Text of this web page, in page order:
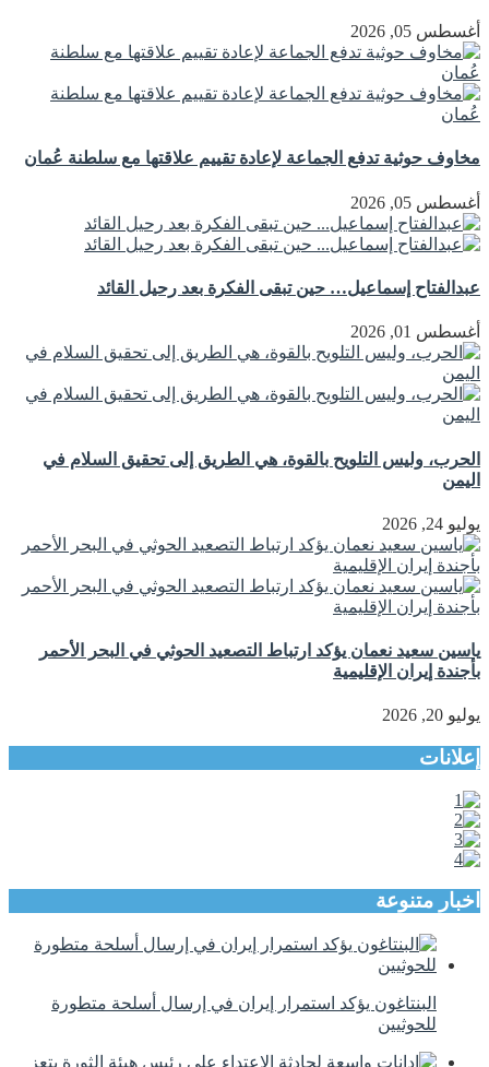
أغسطس 05, 2026
مخاوف حوثية تدفع الجماعة لإعادة تقييم علاقتها مع سلطنة عُمان
أغسطس 05, 2026
عبدالفتاح إسماعيل… حين تبقى الفكرة بعد رحيل القائد
أغسطس 01, 2026
الحرب، وليس التلويح بالقوة، هي الطريق إلى تحقيق السلام في
اليمن
يوليو 24, 2026
ياسين سعيد نعمان يؤكد ارتباط التصعيد الحوثي في البحر الأحمر
بأجندة إيران الإقليمية
يوليو 20, 2026
إعلانات
اخبار متنوعة
البنتاغون يؤكد استمرار إيران في إرسال أسلحة متطورة
للحوثيين